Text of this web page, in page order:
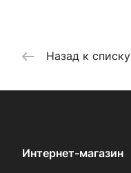
Назад к списку
Интернет-магазин